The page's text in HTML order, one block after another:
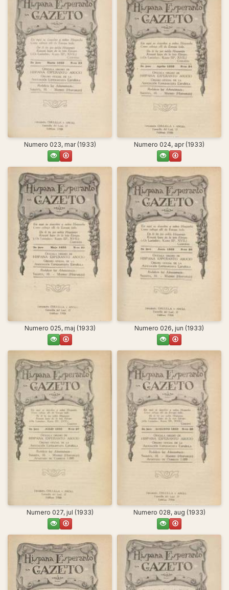
Numero 023, mar (1933) Numero 024, apr (1933)
Numero 025, maj (1933) Numero 026, jun (1933)
Numero 027, jul (1933) Numero 028, aug (1933)